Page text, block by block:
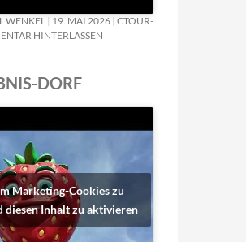
WENKEL 19. MAI 2026 CTOUR-
HINTERLASSEN
DORF
Marketing-Cookies zu
diesen Inhalt zu aktivieren